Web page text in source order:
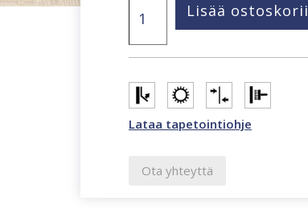
beige
graafinen
tapetti
429046
määrä
Lisää
Lataa tapetointiohje
Ota yhteyttä